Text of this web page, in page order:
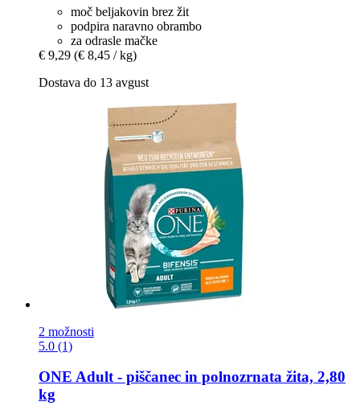
moč beljakovin brez žit
podpira naravno obrambo
za odrasle mačke
€ 9,29 (€ 8,45 / kg)
Dostava do 13 avgust
2 možnosti
5.0 (1)
ONE Adult -​ piščanec in polnozrnata žita, 2,80
kg